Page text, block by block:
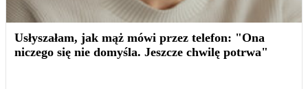
Usłyszałam, jak mąż mówi przez telefon: "Ona
niczego się nie domyśla. Jeszcze chwilę potrwa"